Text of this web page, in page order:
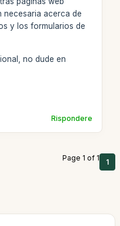
necesaria acerca de
y los formularios de
no dude en
Rispondere
Page 1 of 1 1